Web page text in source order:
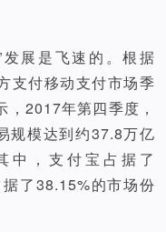
展是飞速的。根据
支付移动支付市场季
2017年第四季度，
规模达到约37.8万亿
中，支付宝占据了
了38.15%的市场份